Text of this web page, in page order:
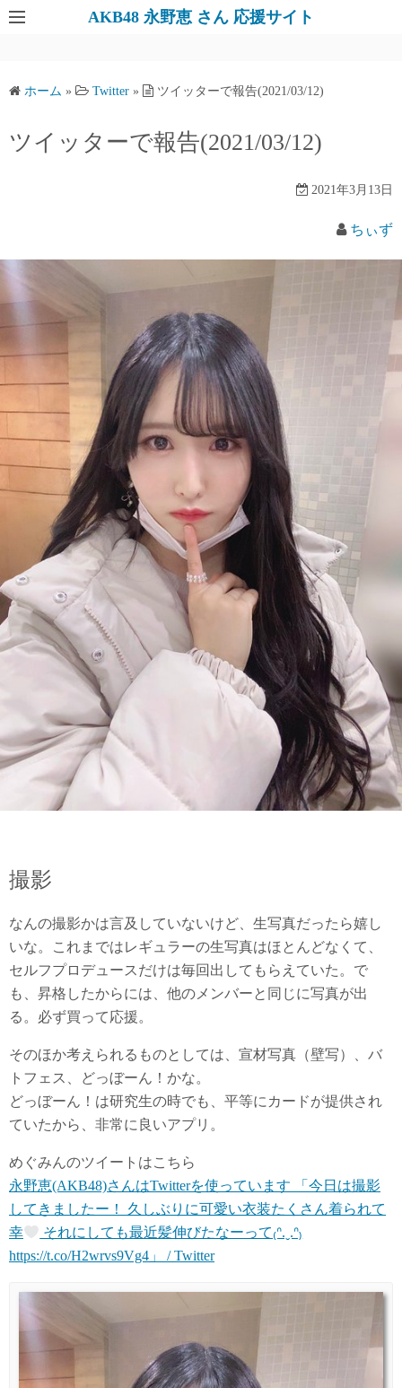
AKB48 永野恵 さん 応援サイト
ホーム » Twitter » ツイッターで報告(2021/03/12)
ツイッターで報告(2021/03/12)
2021年3月13日
ちぃず
撮影
なんの撮影かは言及していないけど、生写真だったら嬉し
いな。これまではレギュラーの生写真はほとんどなくて、
セルフプロデュースだけは毎回出してもらえていた。で
も、昇格したからには、他のメンバーと同じに写真が出
る。必ず買って応援。
そのほか考えられるものとしては、宣材写真（壁写）、バ
トフェス、どっぼーん！かな。
どっぼーん！は研究生の時でも、平等にカードが提供され
ていたから、非常に良いアプリ。
めぐみんのツイートはこちら
永野恵(AKB48)さんはTwitterを使っています 「今日は撮影
してきましたー！ 久しぶりに可愛い衣装たくさん着られて
幸
それにしても最近髪伸びたなーって₍ᐢ.ˬ.ᐢ₎
https://t.co/H2wrvs9Vg4」 / Twitter